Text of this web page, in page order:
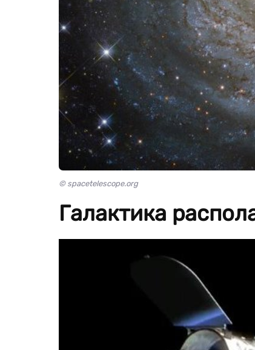
© spacetelescope.org
Галактика